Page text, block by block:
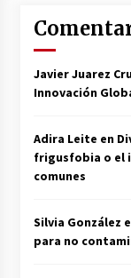
Javier Juarez
Innovación
Adira Leite en
frigusfobia o el
comunes
Silvia González
para no